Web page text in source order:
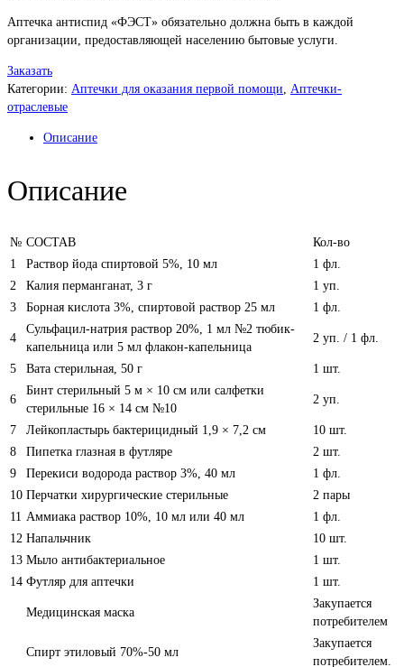
Аптечка антиспид «ФЭСТ» обязательно должна быть в каждой
организации, предоставляющей населению бытовые услуги.
Заказать
Категории: Аптечки для оказания первой помощи, Аптечки-
отраслевые
Описание
Описание
№ СОСТАВ
Кол-во
1
Раствор йода спиртовой 5%, 10 мл
1 фл.
2
Калия перманганат, 3 г
1 уп.
3
Борная кислота 3%, спиртовой раствор 25 мл 1 фл.
4
Сульфацил-натрия раствор 20%, 1 мл №2 тюбик-
капельница или 5 мл флакон-капельница
2 уп. / 1 фл.
5 Вата стерильная, 50 г 1 шт.
6
Бинт стерильный 5 м × 10 см или салфетки
стерильные 16 × 14 см №10
2 уп.
7 Лейкопластырь бактерицидный 1,9 × 7,2 см
10 шт.
8
Пипетка глазная в футляре
2 шт.
9
Перекиси водорода раствор 3%, 40 мл
1 фл.
10 Перчатки хирургические стерильные
2 пары
11 Аммиака раствор 10%, 10 мл или 40 мл
1 фл.
12 Напальчник
10 шт.
13 Мыло антибактериальное
1 шт.
14 Футляр для аптечки 1 шт.
Медицинская маска
Закупается
потребителем
Спирт этиловый 70%-50 мл
Закупается
потребителем.